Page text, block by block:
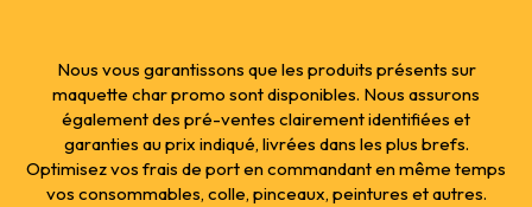
Nous vous garantissons que les produits présents sur
maquette char promo sont disponibles. Nous assurons
également des pré-ventes clairement identifiées et
garanties au prix indiqué, livrées dans les plus brefs.
Optimisez vos frais de port en commandant en même temps
vos consommables, colle, pinceaux, peintures et autres.